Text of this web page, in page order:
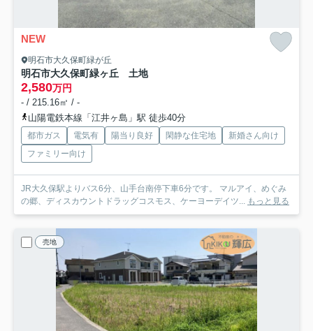
NEW
明石市大久保町緑が丘
明石市大久保町緑ヶ丘 土地
2,580万円
- / 215.16㎡ / -
山陽電鉄本線「江井ヶ島」駅 徒歩40分
都市ガス 電気有 陽当り良好 閑静な住宅地
新婚さん向け
ファミリー向け
JR大久保駅よりバス6分、山手台南停下車6分です。 マルアイ、めぐみ
の郷、ディスカウントドラッグコスモス、ケーヨーデイツ... もっと見る
売地